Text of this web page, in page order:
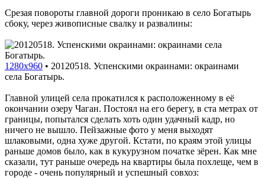
Срезая повороты главной дороги проникаю в село Богатырь
сбоку, через живописные свалку и развалины:
1280x960 • 20120518. Успенскими окраинами: окраинами
села Богатырь.
Главной улицей села прокатился к расположенному в её
окончании озеру Чаган. Постоял на его берегу, в ста метрах от
границы, попытался сделать хоть один удачный кадр, но
ничего не вышло. Пейзажные фото у меня выходят
шлаковыми, одна хуже другой. Кстати, по краям этой улицы
раньше домов было, как в кукурузном початке зёрен. Как мне
сказали, тут раньше очередь на квартиры была похлеще, чем в
городе - очень популярный и успешный совхоз: